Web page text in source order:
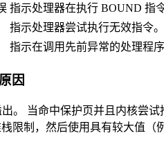
指示处理器在执行 BOUND 指
指示处理器尝试执行无效指令
指示在调用先前异常的处理程
因
。 当命中保护页并且内核尝
限制，然后使用具有较大值（